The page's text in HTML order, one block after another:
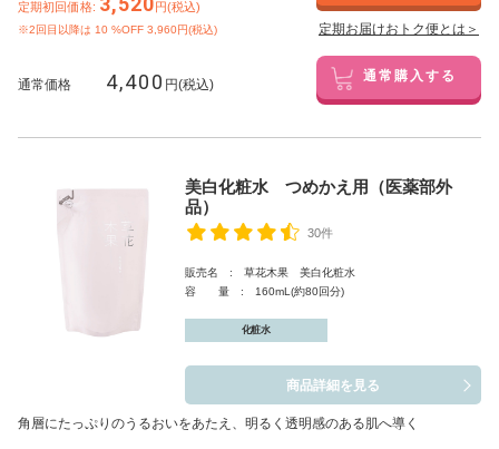
定期初回価格: 円(税込)
※2回目以降は 10 %OFF 3,960円(税込) 定期お届けおトク便とは＞
通常価格 4,400 円(税込) 通常購入する
美白化粧水 つめかえ用（医薬部外
品）
30件
販売名 : 草花木果 美白化粧水
容 量 : 160mL(約80回分)
化粧水
商品詳細を見る
角層にたっぷりのうるおいをあたえ、明るく透明感のある肌へ導く